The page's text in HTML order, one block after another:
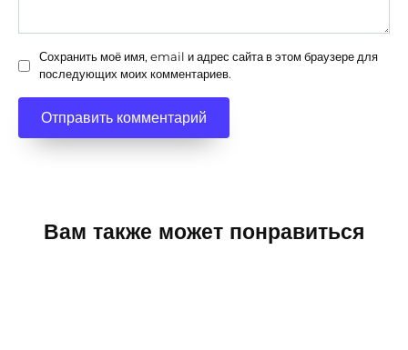
Сохранить моё имя, email и адрес сайта в этом браузере для
последующих моих комментариев.
Вам также может понравиться